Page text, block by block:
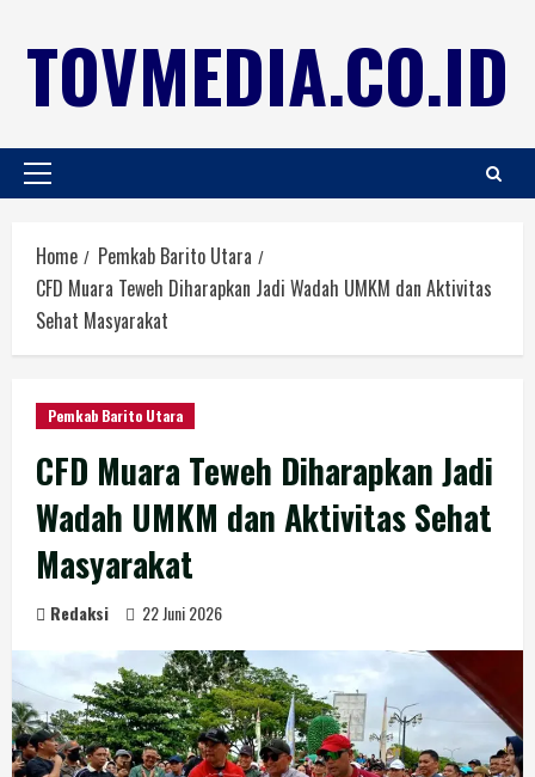
TOVMEDIA.CO.ID
Home
Pemkab Barito Utara
CFD Muara Teweh Diharapkan Jadi Wadah UMKM dan Aktivitas
Sehat Masyarakat
Pemkab Barito Utara
CFD Muara Teweh Diharapkan Jadi
Wadah UMKM dan Aktivitas Sehat
Masyarakat
Redaksi 22 Juni 2026